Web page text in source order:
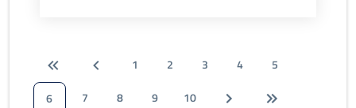
1 2 3 4
5
6
7 8 9 10